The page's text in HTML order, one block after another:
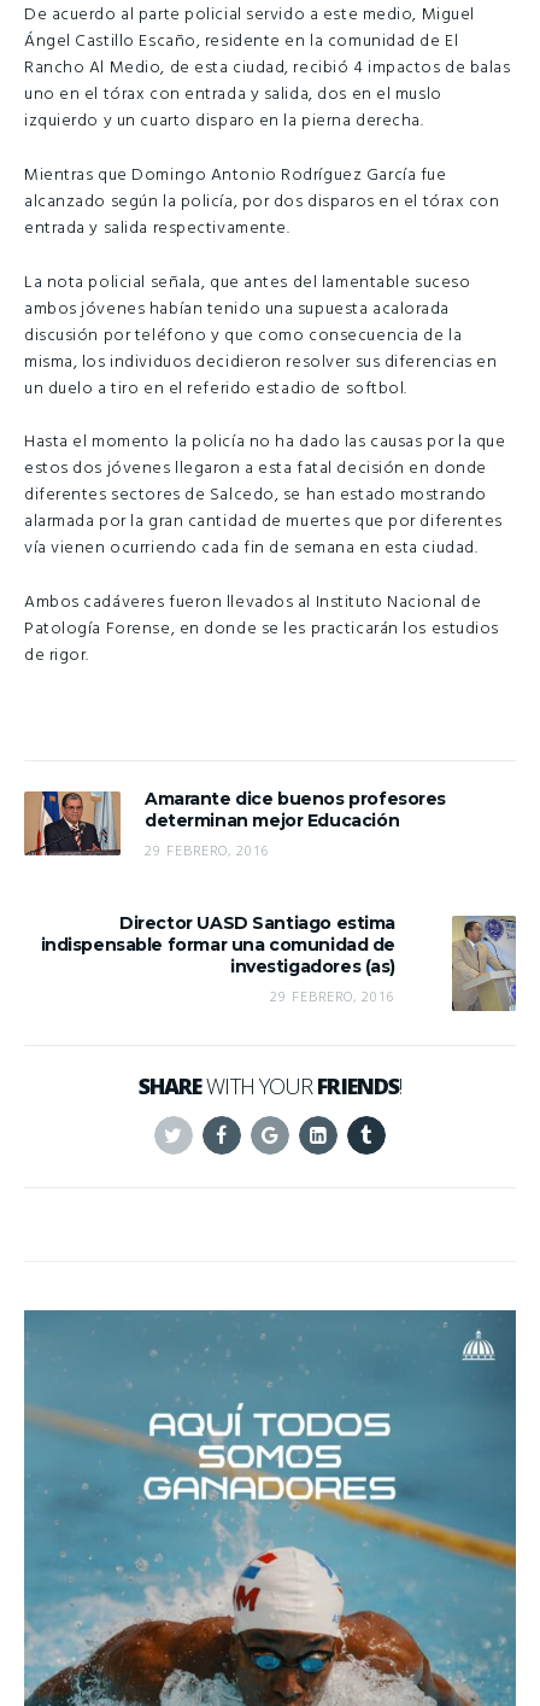
De acuerdo al parte policial servido a este medio, Miguel
Ángel Castillo Escaño, residente en la comunidad de El
Rancho Al Medio, de esta ciudad, recibió 4 impactos de balas
uno en el tórax con entrada y salida, dos en el muslo
izquierdo y un cuarto disparo en la pierna derecha.
Mientras que Domingo Antonio Rodríguez García fue
alcanzado según la policía, por dos disparos en el tórax con
entrada y salida respectivamente.
La nota policial señala, que antes del lamentable suceso
ambos jóvenes habían tenido una supuesta acalorada
discusión por teléfono y que como consecuencia de la
misma, los individuos decidieron resolver sus diferencias en
un duelo a tiro en el referido estadio de softbol.
Hasta el momento la policía no ha dado las causas por la que
estos dos jóvenes llegaron a esta fatal decisión en donde
diferentes sectores de Salcedo, se han estado mostrando
alarmada por la gran cantidad de muertes que por diferentes
vía vienen ocurriendo cada fin de semana en esta ciudad.
Ambos cadáveres fueron llevados al Instituto Nacional de
Patología Forense, en donde se les practicarán los estudios
de rigor.
Amarante dice buenos profesores
determinan mejor Educación
29 FEBRERO, 2016
Director UASD Santiago estima
indispensable formar una comunidad de
investigadores (as)
29 FEBRERO, 2016
SHAREWITH YOUR FRIENDS!